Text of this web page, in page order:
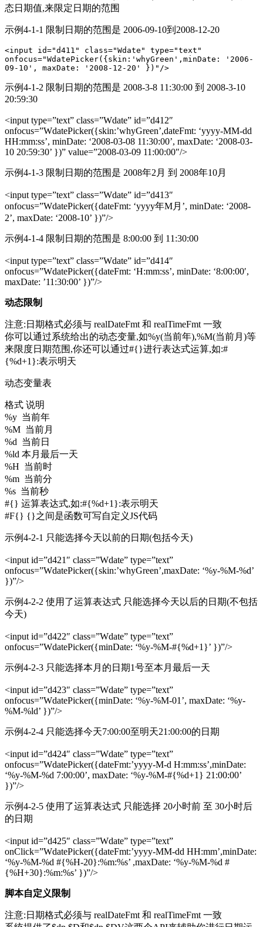
态日期值,来限定日期的范围
示例4-1-1 限制日期的范围是 2006-09-10到2008-12-20
<input id="d411" class="Wdate" type="text"
οnfοcus="WdatePicker({skin:'whyGreen',minDate: '2006-
09-10', maxDate: '2008-12-20' })"/>
示例4-1-2 限制日期的范围是 2008-3-8 11:30:00 到 2008-3-10
20:59:30
<input type=”text” class=”Wdate” id=”d412″
οnfοcus=”WdatePicker({skin:’whyGreen’,dateFmt: ‘yyyy-MM-dd
HH:mm:ss’, minDate: ‘2008-03-08 11:30:00’, maxDate: ‘2008-03-
10 20:59:30’ })” value=”2008-03-09 11:00:00″/>
示例4-1-3 限制日期的范围是 2008年2月 到 2008年10月
<input type=”text” class=”Wdate” id=”d413″
οnfοcus=”WdatePicker({dateFmt: ‘yyyy年M月’, minDate: ‘2008-
2’, maxDate: ‘2008-10’ })”/>
示例4-1-4 限制日期的范围是 8:00:00 到 11:30:00
<input type=”text” class=”Wdate” id=”d414″
οnfοcus=”WdatePicker({dateFmt: ‘H:mm:ss’, minDate: ‘8:00:00′,
maxDate: ’11:30:00’ })”/>
动态限制
注意:日期格式必须与 realDateFmt 和 realTimeFmt 一致
你可以通过系统给出的动态变量,如%y(当前年),%M(当前月)等
来限度日期范围,你还可以通过#{}进行表达式运算,如:#
{%d+1}:表示明天
动态变量表
格式 说明
%y 当前年
%M 当前月
%d 当前日
%ld 本月最后一天
%H 当前时
%m 当前分
%s 当前秒
#{} 运算表达式,如:#{%d+1}:表示明天
#F{} {}之间是函数可写自定义JS代码
示例4-2-1 只能选择今天以前的日期(包括今天)
<input id=”d421″ class=”Wdate” type=”text”
οnfοcus=”WdatePicker({skin:’whyGreen’,maxDate: ‘%y-%M-%d’
})”/>
示例4-2-2 使用了运算表达式 只能选择今天以后的日期(不包括
今天)
<input id=”d422″ class=”Wdate” type=”text”
οnfοcus=”WdatePicker({minDate: ‘%y-%M-#{%d+1}’ })”/>
示例4-2-3 只能选择本月的日期1号至本月最后一天
<input id=”d423″ class=”Wdate” type=”text”
οnfοcus=”WdatePicker({minDate: ‘%y-%M-01’, maxDate: ‘%y-
%M-%ld’ })”/>
示例4-2-4 只能选择今天7:00:00至明天21:00:00的日期
<input id=”d424″ class=”Wdate” type=”text”
οnfοcus=”WdatePicker({dateFmt:’yyyy-M-d H:mm:ss’,minDate:
‘%y-%M-%d 7:00:00’, maxDate: ‘%y-%M-#{%d+1} 21:00:00’
})”/>
示例4-2-5 使用了运算表达式 只能选择 20小时前 至 30小时后
的日期
<input id=”d425″ class=”Wdate” type=”text”
onClick=”WdatePicker({dateFmt:’yyyy-MM-dd HH:mm’,minDate:
‘%y-%M-%d #{%H-20}:%m:%s’ ,maxDate: ‘%y-%M-%d #
{%H+30}:%m:%s’ })”/>
脚本自定义限制
注意:日期格式必须与 realDateFmt 和 realTimeFmt 一致